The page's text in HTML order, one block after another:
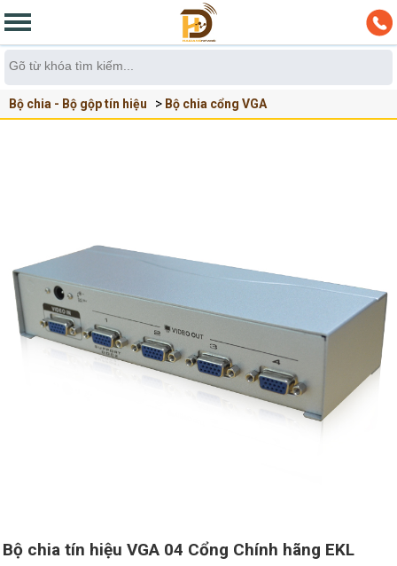
Bộ chia - Bộ gộp tín hiệu Bộ chia cổng VGA
Bộ chia tín hiệu VGA 04 Cổng Chính hãng EKL